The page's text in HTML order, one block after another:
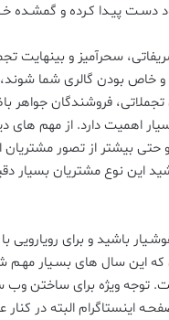
دسـت پیـدا کـرده و گمشـده
سحرآمیز و بینهایت
خاص بودن گالری شما شوند،
فروشندگان جواهر
اهمیت دارد. از مهم های
بیشتر از تصور
این نوع مشتریان
باشید و برای رویارویی
این سال های بسـیار مهـم
توجه ویژه برای ساختن وب
صفحـه اینستاگرام البته در